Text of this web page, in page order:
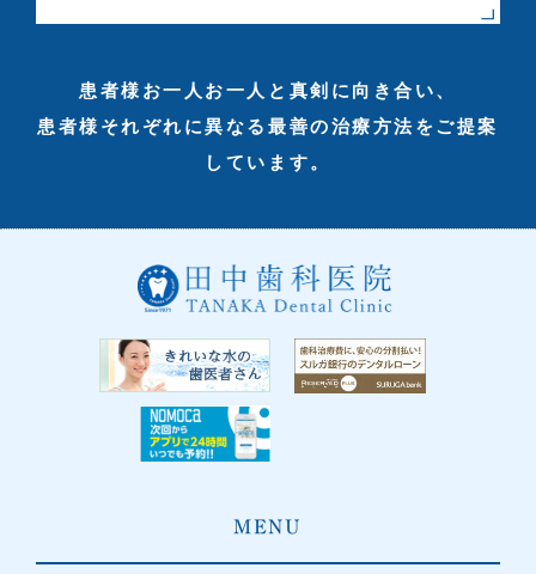
患者様お一人お一人と真剣に向き合い、
患者様それぞれに異なる最善の治療方法をご提案
しています。
MENU